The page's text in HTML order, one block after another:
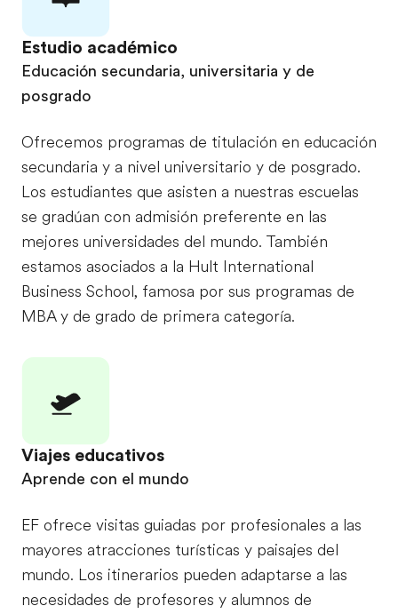
Estudio académico
Educación secundaria, universitaria y de
posgrado
Ofrecemos programas de titulación en educación
secundaria y a nivel universitario y de posgrado.
Los estudiantes que asisten a nuestras escuelas
se gradúan con admisión preferente en las
mejores universidades del mundo. También
estamos asociados a la Hult International
Business School, famosa por sus programas de
MBA y de grado de primera categoría.
Viajes educativos
Aprende con el mundo
EF ofrece visitas guiadas por profesionales a las
mayores atracciones turísticas y paisajes del
mundo. Los itinerarios pueden adaptarse a las
necesidades de profesores y alumnos de